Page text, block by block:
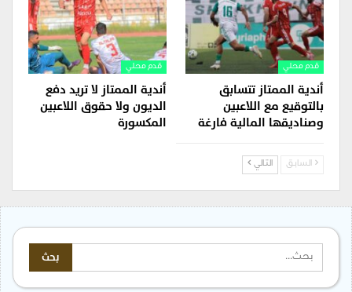
قدم محلي
أندية الممتاز تتسابق
بالتوقيع مع اللاعبين
وصناديقها المالية فارغة
قدم محلي
أندية الممتاز لا تريد دفع
الديون ولا حقوق اللاعبين
المكسورة
السابق التالي